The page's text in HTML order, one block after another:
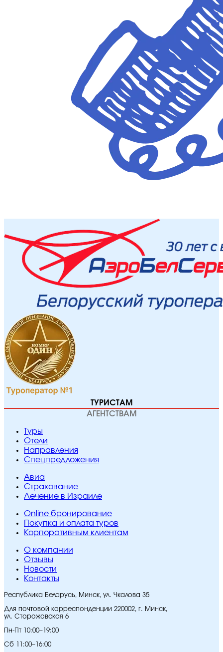
ТУРИСТАМ
АГЕНТСТВАМ
Туры
Отели
Направления
Спецпредложения
Авиа
Страхование
Лечение в Израиле
Online бронирование
Покупка и оплата туров
Корпоративным клиентам
O компании
Отзывы
Новости
Контакты
Республика Беларусь, Минск, ул. Чкалова 35
Для почтовой корреспонденции 220002, г. Минск,
ул. Сторожовская 6
Пн-Пт 10:00–19:00
Сб 11:00–16:00